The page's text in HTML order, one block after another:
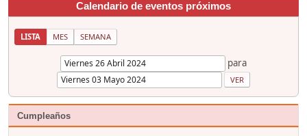
Calendario de eventos próximos
LISTA MES SEMANA
para
Cumpleaños